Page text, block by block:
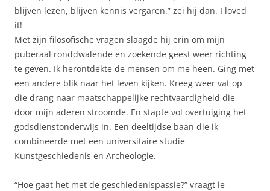
blijven lezen, blijven kennis vergaren.” zei hij dan. I loved
it!
Met zijn filosofische vragen slaagde hij erin om mijn
puberaal ronddwalende en zoekende geest weer richting
te geven. Ik herontdekte de mensen om me heen. Ging met
een andere blik naar het leven kijken. Kreeg weer vat op
die drang naar maatschappelijke rechtvaardigheid die
door mijn aderen stroomde. En stapte vol overtuiging het
godsdienstonderwijs in. Een deeltijdse baan die ik
combineerde met een universitaire studie
Kunstgeschiedenis en Archeologie.
“Hoe gaat het met de geschiedenispassie?” vraagt ie